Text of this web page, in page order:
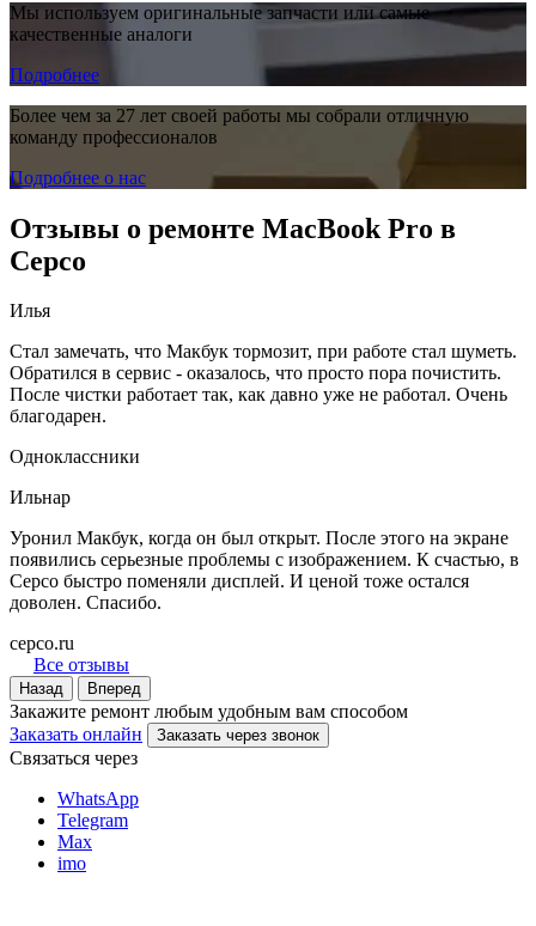
Мы используем оригинальные запчасти или самые
качественные аналоги
Подробнее
Более чем за 27 лет своей работы мы собрали отличную
команду профессионалов
Подробнее о нас
Отзывы о ремонте MacBook Pro в
Серсо
Илья
Стал замечать, что Макбук тормозит, при работе стал шуметь.
Обратился в сервис - оказалось, что просто пора почистить.
После чистки работает так, как давно уже не работал. Очень
благодарен.
Одноклассники
Ильнар
Уронил Макбук, когда он был открыт. После этого на экране
появились серьезные проблемы с изображением. К счастью, в
Серсо быстро поменяли дисплей. И ценой тоже остался
доволен. Спасибо.
cepco.ru
Все отзывы
Назад Вперед
Закажите ремонт любым удобным вам способом
Заказать онлайн
Заказать через звонок
Связаться через
WhatsApp
Telegram
Max
imo